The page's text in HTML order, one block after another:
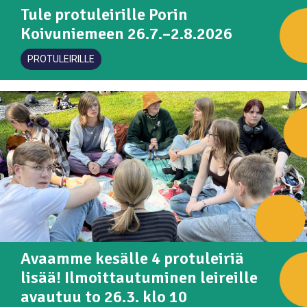
Tule protuleirille Porin
Koivuniemeen 26.7.–2.8.2026
PROTULEIRILLE
Avaamme kesälle 4 protuleiriä
lisää! Ilmoittautuminen leireille
avautuu to 26.3. klo 10